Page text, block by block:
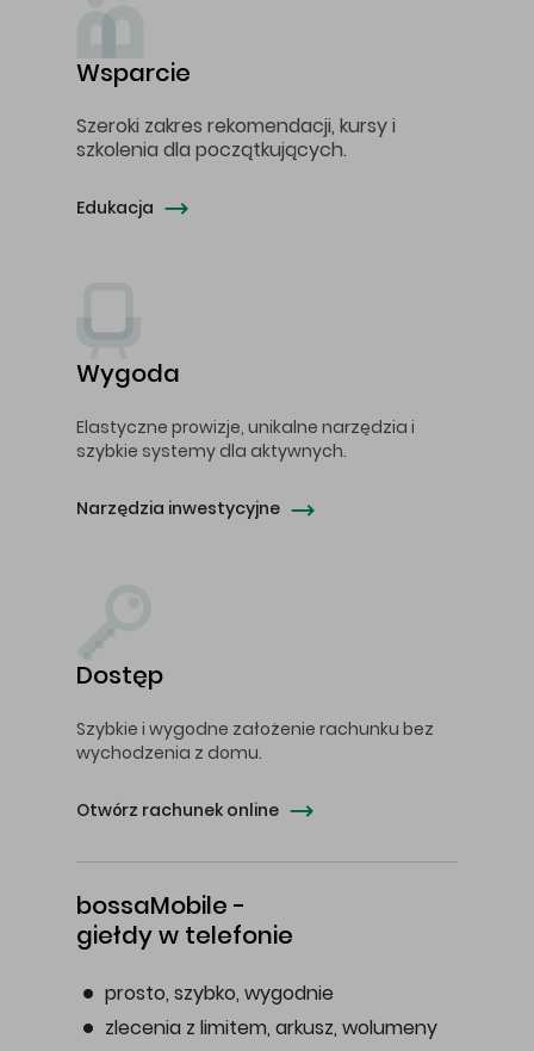
Wsparcie
Szeroki zakres rekomendacji, kursy i
szkolenia dla początkujących.
Edukacja
Wygoda
Elastyczne prowizje, unikalne narzędzia i
szybkie systemy dla aktywnych.
Narzędzia inwestycyjne
Dostęp
Szybkie i wygodne założenie rachunku bez
wychodzenia z domu.
Otwórz rachunek online
bossaMobile -
giełdy w telefonie
prosto, szybko, wygodnie
zlecenia z limitem, arkusz, wolumeny